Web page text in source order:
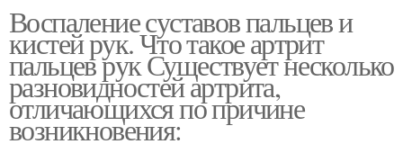
Воспаление суставов пальцев и
кистей рук. Что такое артрит
пальцев рук Существует несколько
разновидностей артрита,
отличающихся по причине
возникновения: